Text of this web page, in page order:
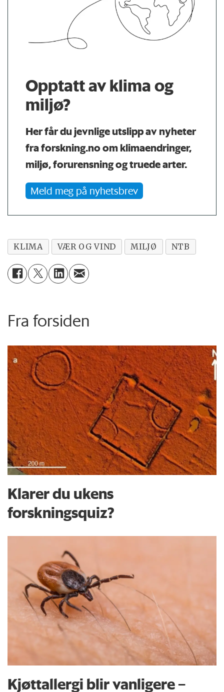
Opptatt av klima og
miljø?
Her får du jevnlige utslipp av nyheter
fra forskning.no om klimaendringer,
miljø, forurensning og truede arter.
Meld meg på nyhetsbrev
KLIMA VÆR OG VIND MILJØ NTB
Fra forsiden
Klarer du ukens
forskningsquiz?
Kjøttallergi blir vanligere –